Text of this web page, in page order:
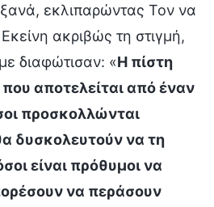
εκλιπαρώντας Τον να
ακριβώς τη στιγμή,
διαφώτισαν: «Η πίστη
αποτελείται από έναν
προσκολλώνται
δυσκολευτούν να τη
είναι πρόθυμοι να
να περάσουν